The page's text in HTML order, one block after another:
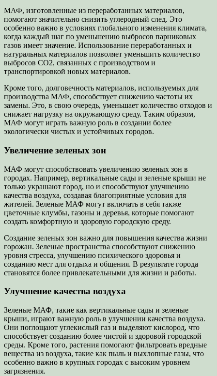
МАФ, изготовленные из переработанных материалов,
помогают значительно снизить углеродный след. Это
особенно важно в условиях глобального изменения климата,
когда каждый шаг по уменьшению выбросов парниковых
газов имеет значение. Использование переработанных и
натуральных материалов позволяет уменьшить количество
выбросов CO2, связанных с производством и
транспортировкой новых материалов.
Кроме того, долговечность материалов, используемых для
производства МАФ, способствует снижению частоты их
замены. Это, в свою очередь, уменьшает количество отходов и
снижает нагрузку на окружающую среду. Таким образом,
МАФ могут играть важную роль в создании более
экологически чистых и устойчивых городов.
Увеличение зеленых зон
МАФ могут способствовать увеличению зеленых зон в
городах. Например, вертикальные сады и зеленые крыши не
только украшают город, но и способствуют улучшению
качества воздуха, создавая благоприятные условия для
жителей. Зеленые МАФ могут включать в себя также
цветочные клумбы, газоны и деревья, которые помогают
создать комфортную и здоровую городскую среду.
Создание зеленых зон важно для повышения качества жизни
горожан. Зеленые пространства способствуют снижению
уровня стресса, улучшению психического здоровья и
созданию мест для отдыха и общения. В результате города
становятся более привлекательными для жизни и работы.
Улучшение качества воздуха
Зеленые МАФ, такие как вертикальные сады и зеленые
крыши, играют важную роль в улучшении качества воздуха.
Они поглощают углекислый газ и выделяют кислород, что
способствует созданию более чистой и здоровой городской
среды. Кроме того, растения помогают фильтровать вредные
вещества из воздуха, такие как пыль и выхлопные газы, что
особенно важно в крупных городах с высоким уровнем
загрязнения.